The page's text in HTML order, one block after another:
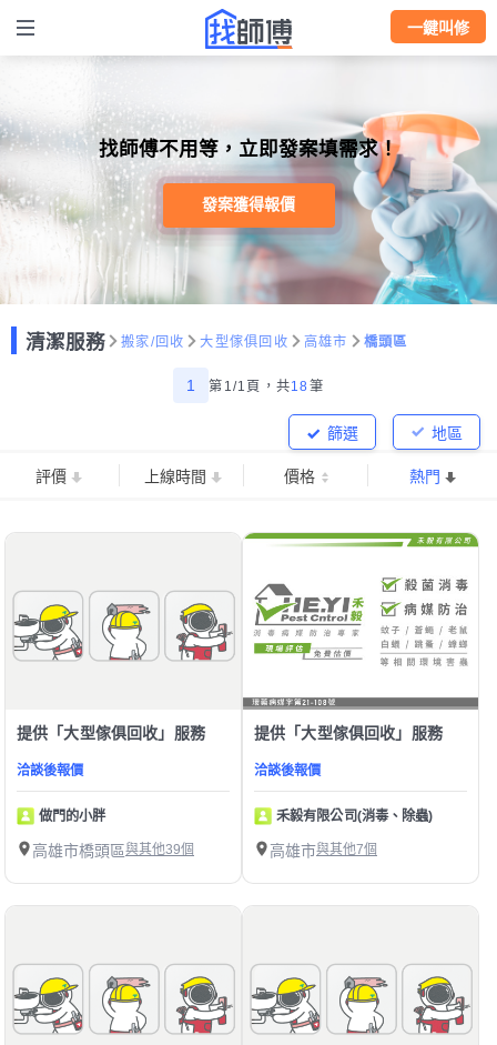
一鍵叫修
找師傅不用等，立即發案填需求！
發案獲得報價
清潔服務 搬家/回收 大型傢俱回收 高雄市 橋頭區
1 第1/1頁， 共18筆
地區
篩選
評價 上線時間 價格 熱門
提供「大型傢俱回收」服務
洽談後報價
做門的小胖
高雄市橋頭區與其他39個
提供「大型傢俱回收」服務
洽談後報價
禾毅有限公司(消毒、除蟲)
高雄市與其他7個